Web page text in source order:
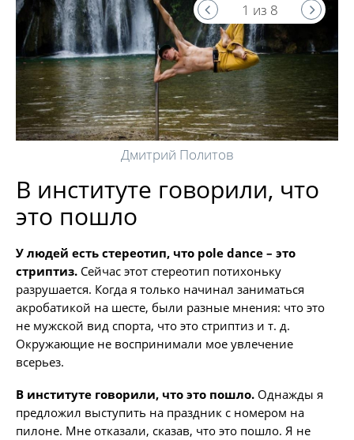
Дмитрий Политов
1 из 8
В институте говорили, что
это пошло
У людей есть стереотип, что pole dance – это
стриптиз. Сейчас этот стереотип потихоньку
разрушается. Когда я только начинал заниматься
акробатикой на шесте, были разные мнения: что это
не мужской вид спорта, что это стриптиз и т. д.
Окружающие не воспринимали мое увлечение
всерьез.
В институте говорили, что это пошло. Однажды я
предложил выступить на праздник с номером на
пилоне. Мне отказали, сказав, что это пошло. Я не